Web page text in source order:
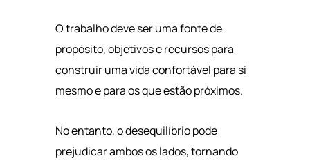
O trabalho deve ser uma fonte de
propósito, objetivos e recursos para
construir uma vida confortável para si
mesmo e para os que estão próximos.
No entanto, o desequilíbrio pode
prejudicar ambos os lados, tornando